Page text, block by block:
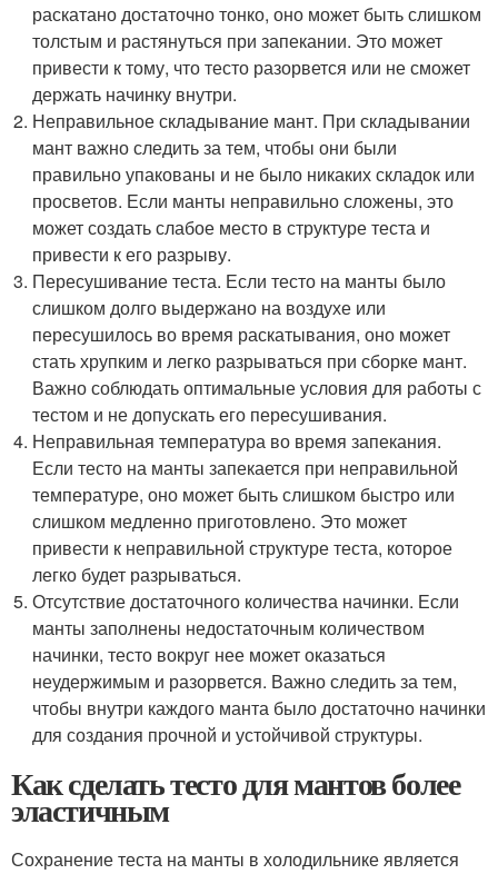
раскатано достаточно тонко, оно может быть слишком
толстым и растянуться при запекании. Это может
привести к тому, что тесто разорвется или не сможет
держать начинку внутри.
Неправильное складывание мант. При складывании
мант важно следить за тем, чтобы они были
правильно упакованы и не было никаких складок или
просветов. Если манты неправильно сложены, это
может создать слабое место в структуре теста и
привести к его разрыву.
Пересушивание теста. Если тесто на манты было
слишком долго выдержано на воздухе или
пересушилось во время раскатывания, оно может
стать хрупким и легко разрываться при сборке мант.
Важно соблюдать оптимальные условия для работы с
тестом и не допускать его пересушивания.
Неправильная температура во время запекания.
Если тесто на манты запекается при неправильной
температуре, оно может быть слишком быстро или
слишком медленно приготовлено. Это может
привести к неправильной структуре теста, которое
легко будет разрываться.
Отсутствие достаточного количества начинки. Если
манты заполнены недостаточным количеством
начинки, тесто вокруг нее может оказаться
неудержимым и разорвется. Важно следить за тем,
чтобы внутри каждого манта было достаточно начинки
для создания прочной и устойчивой структуры.
Как сделать тесто для мантов более
эластичным
Сохранение теста на манты в холодильнике является